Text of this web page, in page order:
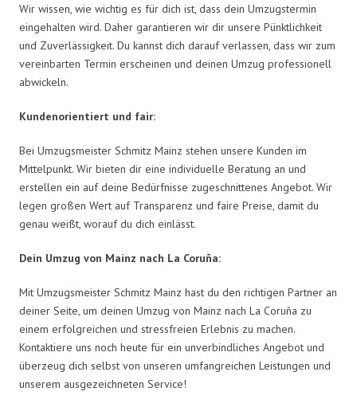
Wir wissen, wie wichtig es für dich ist, dass dein Umzugstermin
eingehalten wird. Daher garantieren wir dir unsere Pünktlichkeit
und Zuverlässigkeit. Du kannst dich darauf verlassen, dass wir zum
vereinbarten Termin erscheinen und deinen Umzug professionell
abwickeln.
Kundenorientiert und fair:
Bei Umzugsmeister Schmitz Mainz stehen unsere Kunden im
Mittelpunkt. Wir bieten dir eine individuelle Beratung an und
erstellen ein auf deine Bedürfnisse zugeschnittenes Angebot. Wir
legen großen Wert auf Transparenz und faire Preise, damit du
genau weißt, worauf du dich einlässt.
Dein Umzug von Mainz nach La Coruña:
Mit Umzugsmeister Schmitz Mainz hast du den richtigen Partner an
deiner Seite, um deinen Umzug von Mainz nach La Coruña zu
einem erfolgreichen und stressfreien Erlebnis zu machen.
Kontaktiere uns noch heute für ein unverbindliches Angebot und
überzeug dich selbst von unseren umfangreichen Leistungen und
unserem ausgezeichneten Service!